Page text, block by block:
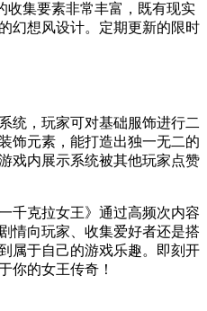
收集要素非常丰富，既有现实
幻想风设计。定期更新的限时
统，玩家可对基础服饰进行二
饰元素，能打造出独一无二的
戏内展示系统被其他玩家点赞
千克拉女王》通过高频次内容
情向玩家、收集爱好者还是搭
属于自己的游戏乐趣。即刻开
你的女王传奇！